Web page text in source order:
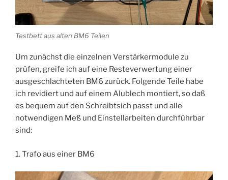
Testbett aus alten BM6 Teilen
Um zunächst die einzelnen Verstärkermodule zu
prüfen, greife ich auf eine Resteverwertung einer
ausgeschlachteten BM6 zurück. Folgende Teile habe
ich revidiert und auf einem Alublech montiert, so daß
es bequem auf den Schreibtsich passt und alle
notwendigen Meß und Einstellarbeiten durchführbar
sind:
1. Trafo aus einer BM6